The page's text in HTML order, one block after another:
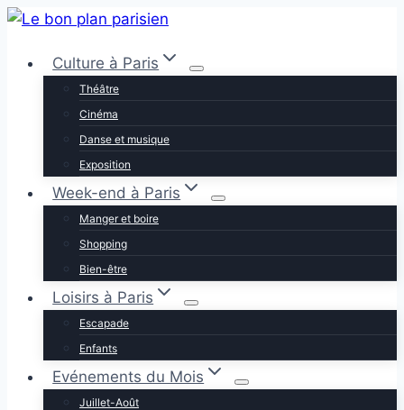
Aller
contenuCulture à Paris
Théâtre
Cinéma
Danse et musique
Exposition
Week-end à Paris
Manger et boire
Shopping
Bien-être
Loisirs à Paris
Escapade
Enfants
Evénements du Mois
Juillet-Août